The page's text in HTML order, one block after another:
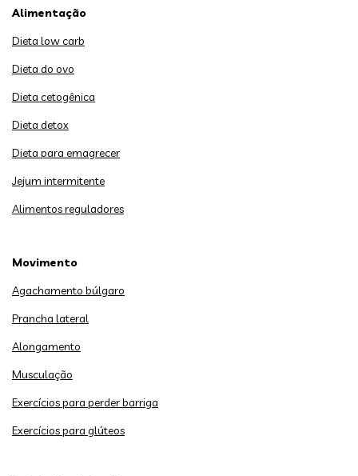
Alimentação
Dieta low carb
Dieta do ovo
Dieta cetogênica
Dieta detox
Dieta para emagrecer
Jejum intermitente
Alimentos reguladores
Movimento
Agachamento búlgaro
Prancha lateral
Alongamento
Musculação
Exercícios para perder barriga
Exercícios para glúteos